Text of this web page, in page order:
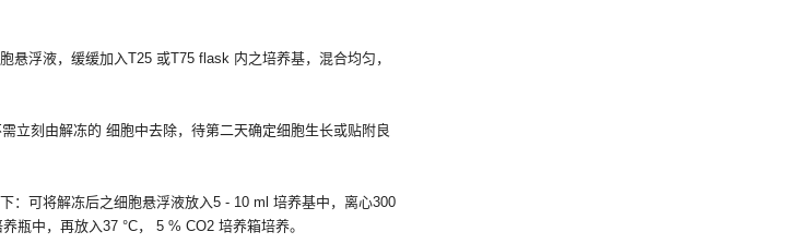
浮液，缓缓加入T25 或T75 flask 内之培养基，混合均匀，
立刻由解冻的 细胞中去除，待第二天确定细胞生长或贴附良
：可将解冻后之细胞悬浮液放入5 - 10 ml 培养基中，离心300
瓶中，再放入37 °C， 5 % CO2 培养箱培养。